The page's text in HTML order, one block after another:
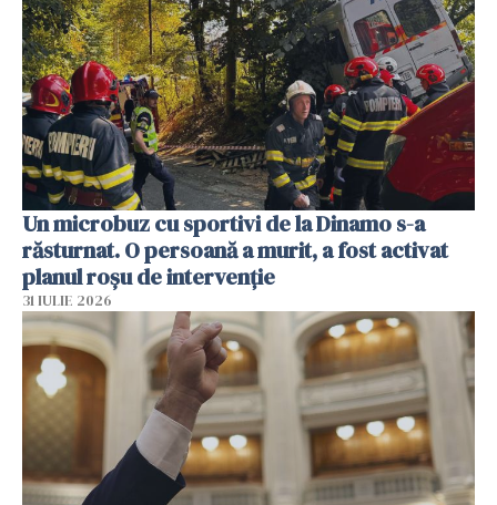
Un microbuz cu sportivi de la Dinamo s-a
răsturnat. O persoană a murit, a fost activat
planul roșu de intervenție
31 IULIE 2026